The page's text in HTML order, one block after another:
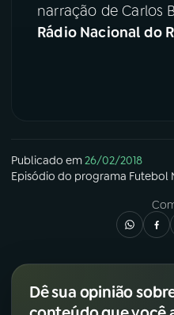
YouTube
narração de Carlos
Rádio Nacional do
Publicado em26/02/2018
Episódio do programa Futebol
Dê sua opinião